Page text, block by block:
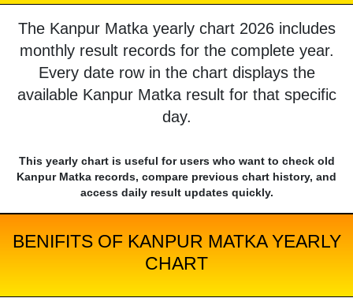
The Kanpur Matka yearly chart 2026 includes
monthly result records for the complete year.
Every date row in the chart displays the
available Kanpur Matka result for that specific
day.
This yearly chart is useful for users who want to check old
Kanpur Matka records, compare previous chart history, and
access daily result updates quickly.
BENIFITS OF KANPUR MATKA YEARLY
CHART